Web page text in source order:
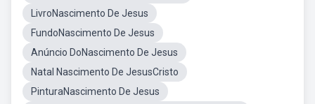
LivroNascimento De Jesus
FundoNascimento De Jesus
Anúncio DoNascimento De Jesus
Natal Nascimento De JesusCristo
PinturaNascimento De Jesus